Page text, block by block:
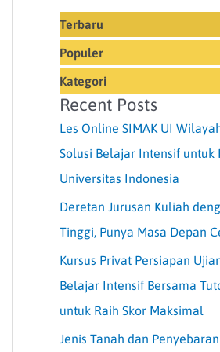
Terbaru
Populer
Kategori
Recent Posts
Les Online SIMAK UI
Solusi Belajar Intensif untuk
Universitas Indonesia
Deretan Jurusan Kuliah
Tinggi, Punya Masa Depan
Kursus Privat Persiapan
Belajar Intensif Bersama
untuk Raih Skor Maksimal
Jenis Tanah dan